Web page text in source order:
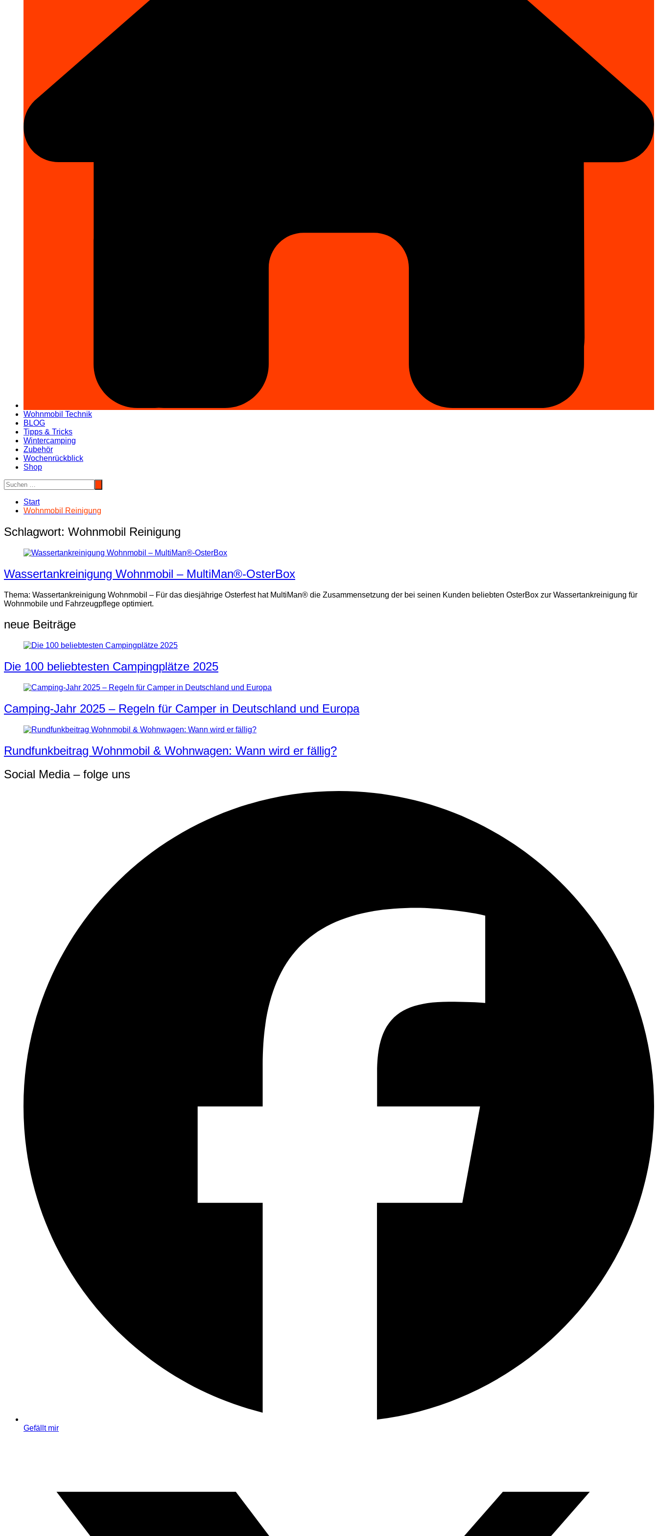
Wohnmobil Technik
BLOG
Tipps & Tricks
Wintercamping
Zubehör
Wochenrückblick
Shop
Start
Wohnmobil Reinigung
Schlagwort: Wohnmobil Reinigung
Wassertankreinigung Wohnmobil – MultiMan®-OsterBox
Thema: Wassertankreinigung Wohnmobil – Für das diesjährige Osterfest hat MultiMan® die Zusammensetzung der bei seinen Kunden beliebten OsterBox zur Wassertankreinigung für
Wohnmobile und Fahrzeugpflege optimiert.
neue Beiträge
Die 100 beliebtesten Campingplätze 2025
Camping-Jahr 2025 – Regeln für Camper in Deutschland und Europa
Rundfunkbeitrag Wohnmobil & Wohnwagen: Wann wird er fällig?
Social Media – folge uns
Gefällt mir